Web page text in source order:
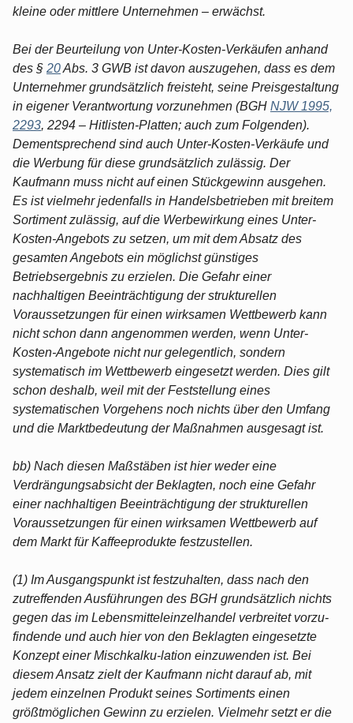
kleine oder mittlere Unternehmen – erwächst.
Bei der Beurteilung von Unter-Kosten-Verkäufen anhand
des § 20Abs. 3 GWB ist davon auszugehen, dass es dem
Unternehmer grundsätzlich freisteht, seine Preisgestaltung
in eigener Verantwortung vorzunehmen (BGH NJW 1995,
2293, 2294 – Hitlisten-Platten; auch zum Folgenden).
Dementsprechend sind auch Unter-Kosten-Verkäufe und
die Werbung für diese grundsätzlich zulässig. Der
Kaufmann muss nicht auf einen Stückgewinn ausgehen.
Es ist vielmehr jedenfalls in Handelsbetrieben mit breitem
Sortiment zulässig, auf die Werbewirkung eines Unter-
Kosten-Angebots zu setzen, um mit dem Absatz des
gesamten Angebots ein möglichst günstiges
Betriebsergebnis zu erzielen. Die Gefahr einer
nachhaltigen Beeinträchtigung der strukturellen
Voraussetzungen für einen wirksamen Wettbewerb kann
nicht schon dann angenommen werden, wenn Unter-
Kosten-Angebote nicht nur gelegentlich, sondern
systematisch im Wettbewerb eingesetzt werden. Dies gilt
schon deshalb, weil mit der Feststellung eines
systematischen Vorgehens noch nichts über den Umfang
und die Marktbedeutung der Maßnahmen ausgesagt ist.
bb) Nach diesen Maßstäben ist hier weder eine
Verdrängungsabsicht der Beklagten, noch eine Gefahr
einer nachhaltigen Beeinträchtigung der strukturellen
Voraussetzungen für einen wirksamen Wettbewerb auf
dem Markt für Kaffeeprodukte festzustellen.
(1) Im Ausgangspunkt ist festzuhalten, dass nach den
zutreffenden Ausführungen des BGH grundsätzlich nichts
gegen das im Lebensmitteleinzelhandel verbreitet vorzu-
findende und auch hier von den Beklagten eingesetzte
Konzept einer Mischkalku-lation einzuwenden ist. Bei
diesem Ansatz zielt der Kaufmann nicht darauf ab, mit
jedem einzelnen Produkt seines Sortiments einen
größtmöglichen Gewinn zu erzielen. Vielmehr setzt er die